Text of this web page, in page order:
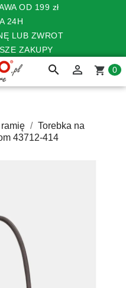
OD 199 zł
24H
LUB ZWROT
ZAKUPY
search  shopping_cart 0
ramię
Torebka na
43712-414